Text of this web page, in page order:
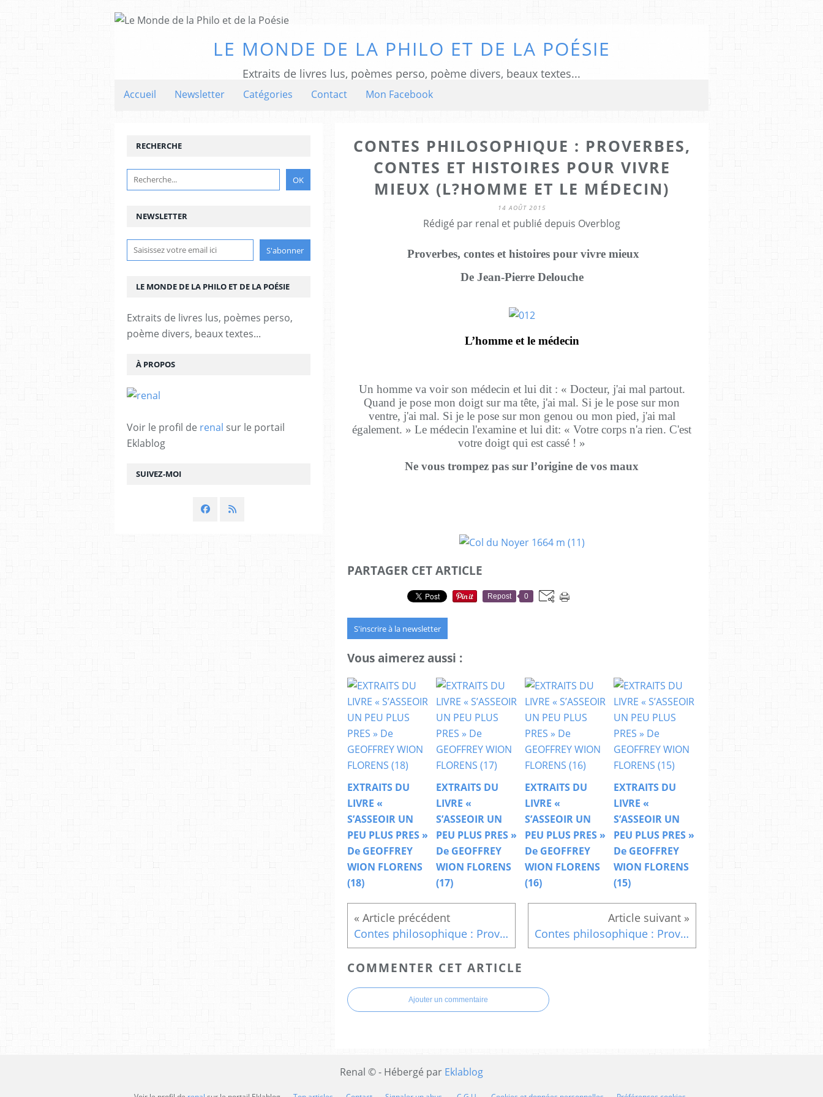
LE MONDE DE LA PHILO ET DE LA POÉSIE
Extraits de livres lus, poèmes perso, poème divers, beaux textes...
Accueil Newsletter Catégories Contact Mon Facebook
CONTES PHILOSOPHIQUE : PROVERBES,
CONTES ET HISTOIRES POUR VIVRE
MIEUX (L?HOMME ET LE MÉDECIN)
14 AOÛT 2015
Rédigé par renal et publié depuis Overblog
Proverbes, contes et histoires pour vivre mieux
De Jean-Pierre Delouche
L’homme et le médecin
Un homme va voir son médecin et lui dit : « Docteur, j'ai mal partout.
Quand je pose mon doigt sur ma tête, j'ai mal. Si je le pose sur mon
ventre, j'ai mal. Si je le pose sur mon genou ou mon pied, j'ai mal
également. » Le médecin l'examine et lui dit: « Votre corps n'a rien. C'est
votre doigt qui est cassé ! »
Ne vous trompez pas sur l’origine de vos maux
PARTAGER CET ARTICLE
Repost 0
S'inscrire à la newsletter
Vous aimerez aussi :
EXTRAITS DU
LIVRE «
S’ASSEOIR UN
PEU PLUS PRES »
De GEOFFREY
WION FLORENS
(18)
EXTRAITS DU
LIVRE «
S’ASSEOIR UN
PEU PLUS PRES »
De GEOFFREY
WION FLORENS
(17)
EXTRAITS DU
LIVRE «
S’ASSEOIR UN
PEU PLUS PRES »
De GEOFFREY
WION FLORENS
(16)
EXTRAITS DU
LIVRE «
S’ASSEOIR UN
PEU PLUS PRES »
De GEOFFREY
WION FLORENS
(15)
Contes philosophique : Proverbes, contes et histoires pour vivre mieux (L?homme et le médecin) Contes philosophique : Proverbes, contes et histoires pour vivre mieux (L?homme et le médecin)
COMMENTER CET ARTICLE
Ajouter un commentaire
NEWSLETTER
SUIVEZ-MOI
RECHERCHE
LE MONDE DE LA PHILO ET DE LA POÉSIE
Extraits de livres lus, poèmes perso,
poème divers, beaux textes...
À PROPOS
Voir le profil de renal sur le portail
Eklablog
Renal © - Hébergé par Eklablog